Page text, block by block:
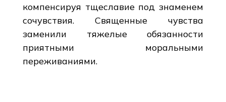
компенсируя тщеславие под знаменем
сочувствия. Священные чувства
заменили тяжелые обязанности
приятными моральными
переживаниями.